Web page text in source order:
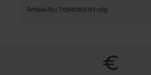
Artikel-Nr.: 7004093-01-cfg